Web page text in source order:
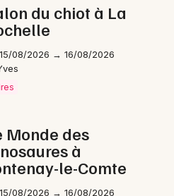
du chiot à La
15/08/2026 → 16/08/2026
Monde des
à
le-Comte
15/08/2026 → 16/08/2026